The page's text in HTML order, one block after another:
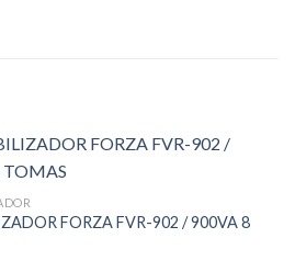
FORZA FVR-902 / 900VA 8